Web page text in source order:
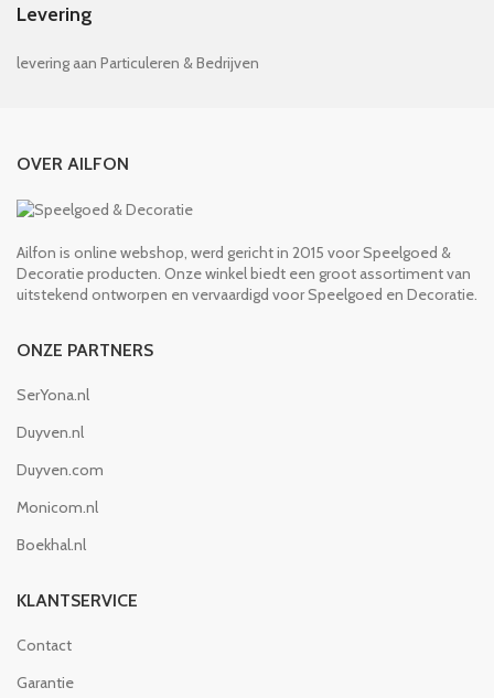
Levering
levering aan Particuleren & Bedrijven
OVER AILFON
Ailfon is online webshop, werd gericht in 2015 voor Speelgoed &
Decoratie producten. Onze winkel biedt een groot assortiment van
uitstekend ontworpen en vervaardigd voor Speelgoed en Decoratie.
ONZE PARTNERS
SerYona.nl
Duyven.nl
Duyven.com
Monicom.nl
Boekhal.nl
KLANTSERVICE
Contact
Garantie